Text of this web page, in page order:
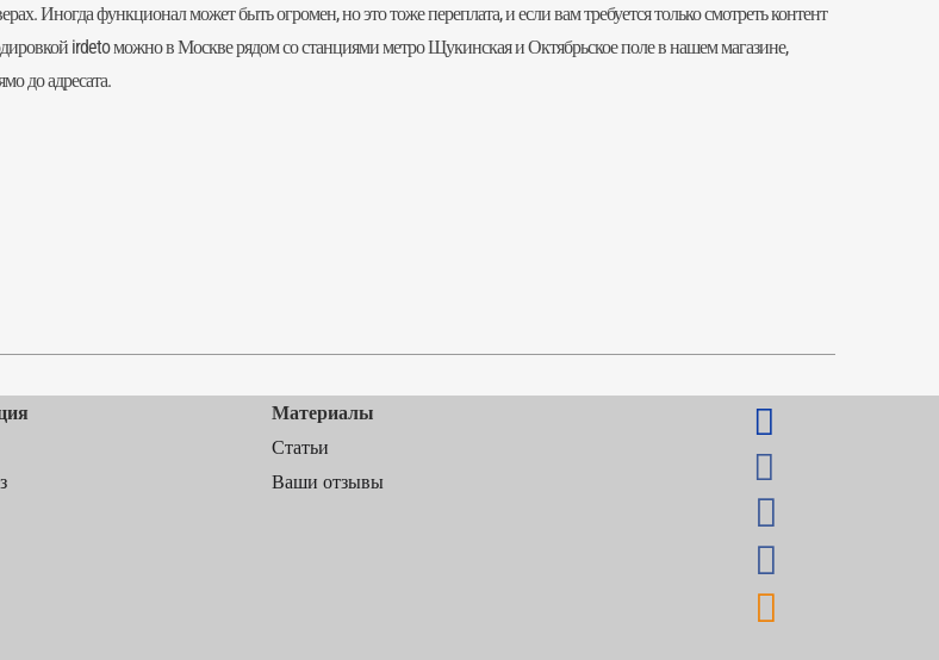
Иногда функционал может быть огромен, но это тоже переплата, и если вам требуется только смотреть контент
irdeto можно в Москве рядом со станциями метро Щукинская и Октябрьское поле в нашем магазине,
до адресата.
Материалы
Статьи
Ваши отзывы